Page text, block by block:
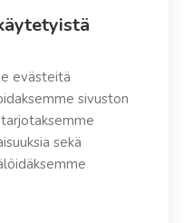
evästeitä
sivuston
sekä